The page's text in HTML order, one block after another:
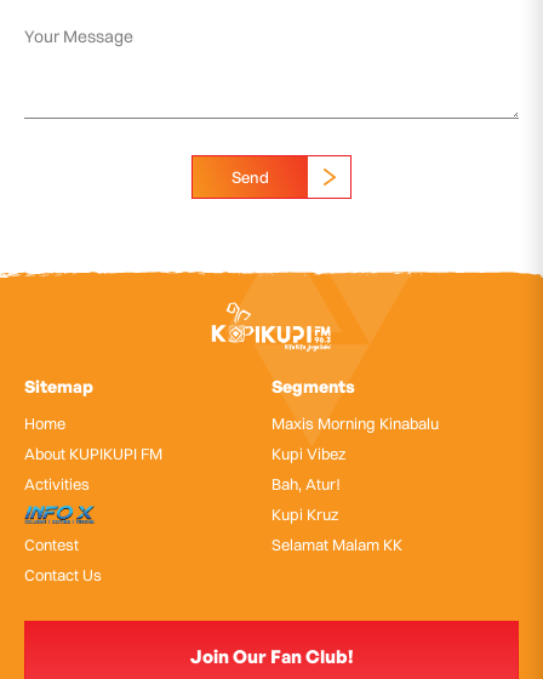
Send
Sitemap
Home
About KUPIKUPI FM
Activities
InfoX
Contest
Contact Us
Segments
Maxis Morning Kinabalu
Kupi Vibez
Bah, Atur!
Kupi Kruz
Selamat Malam KK
Join Our Fan Club!